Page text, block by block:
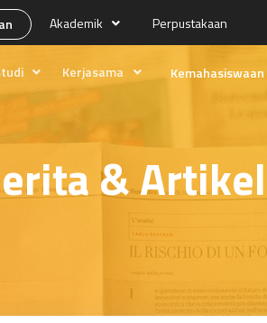
Akademik Perpustakaan
& Artikel
Pemasaran Internasional
Kerjasama
Program Magang
Kemahasiswaan